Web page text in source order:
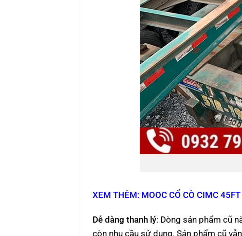
XEM THÊM: MOOC CỔ CÒ CIMC
Dễ dàng thanh lý: Dòng sản phẩm cũ
còn nhu cầu sử dụng. Sản phẩm cũ